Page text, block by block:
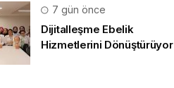
7 gün önce
Dijitalleşme Ebelik
Hizmetlerini Dönüştürüyor